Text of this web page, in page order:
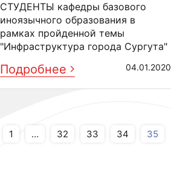
СТУДЕНТЫ кафедры базового
иноязычного образования в
рамках пройденной темы
"Инфраструктура города Сургута"
Подробнее 04.01.2020
1 … 32 33 34 35